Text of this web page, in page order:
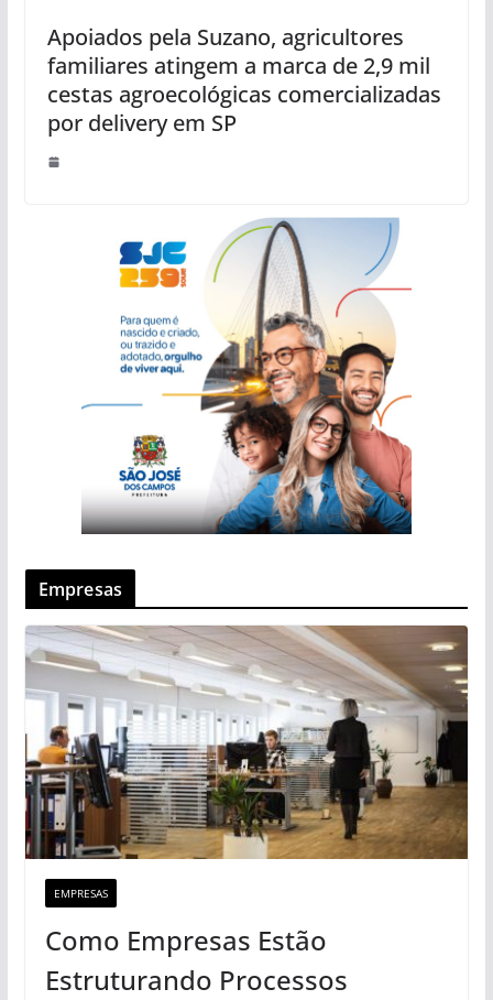
Apoiados pela Suzano, agricultores
familiares atingem a marca de 2,9 mil
cestas agroecológicas comercializadas
por delivery em SP
Empresas
EMPRESAS
Como Empresas Estão
Estruturando Processos